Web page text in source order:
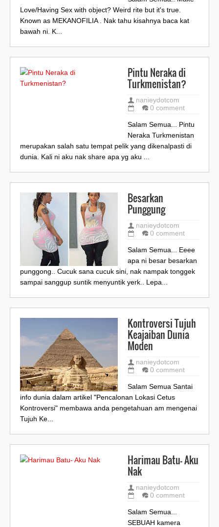
Love/Having Sex with object? Weird rite but it's true.
Known as MEKANOFILIA . Nak tahu kisahnya baca kat
bawah ni. K...
Pintu Neraka di
Turkmenistan?
nanieydotcom
0 comment
Salam Semua... Pintu
Neraka Turkmenistan
merupakan salah satu tempat pelik yang dikenalpasti di
dunia. Kali ni aku nak share apa yg aku ...
Besarkan
Punggung
nanieydotcom
0 comment
Salam Semua... Eeee
apa ni besar besarkan
punggong.. Cucuk sana cucuk sini, nak nampak tonggek
sampai sanggup suntik menyuntik yerk.. Lepa...
Kontroversi Tujuh
Keajaiban Dunia
Moden
nanieydotcom
0 comment
Salam Semua Santai
info dunia dalam artikel "Pencalonan Lokasi Cetus
Kontroversi" membawa anda pengetahuan am mengenai
Tujuh Ke...
Harimau Batu- Aku
Nak
nanieydotcom
0 comment
Salam Semua...
SEBUAH kamera